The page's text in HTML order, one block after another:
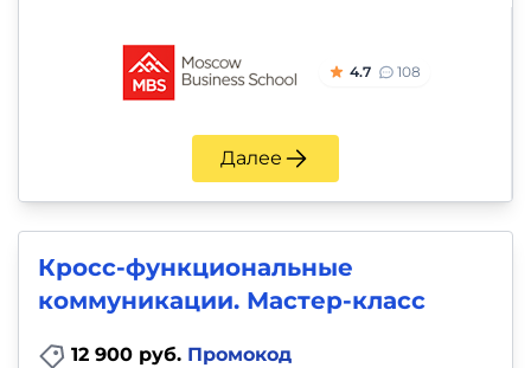
4.7 108
Далее
Кросс-функциональные
коммуникации. Мастер-класс
12 900 руб. Промокод